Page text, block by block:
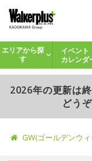
エリアから探
す
イベント
カレンダ
2026年の更新は
どう
GW(ゴールデンウ